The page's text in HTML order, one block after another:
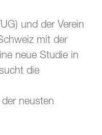
und der Verein
mit der
neue Studie in
die
neusten